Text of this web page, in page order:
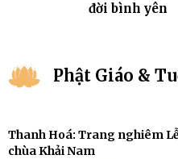
đời bình yên
Phật Giáo &
Thanh Hoá: Trang nghiêm
chùa Khải Nam